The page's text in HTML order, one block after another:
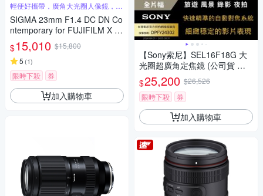
輕便好攜帶，廣角大光圈人像鏡，美
麗淺景深
SIGMA 23mm F1.4 DC DN Co
ntemporary for FUJIFILM X 富
士接環 (公司貨) 廣角大光圈定
焦鏡 人像鏡 APS-C 無反微單眼
專用鏡頭
$15,010 $15,800
5 (1)
限時下殺 券
加入購物車
【Sony索尼】SEL16F18G 大
光圈超廣角定焦鏡 (公司貨 保
固24個月)
$25,200 $26,526
限時下殺
券
加入購物車